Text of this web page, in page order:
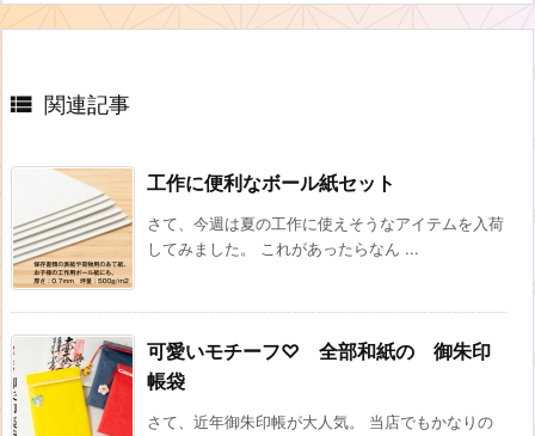
 関連記事
工作に便利なボール紙セット
さて、今週は夏の工作に使えそうなアイテムを入荷
してみました。 これがあったらなん ...
可愛いモチーフ♡ 全部和紙の 御朱印
帳袋
さて、近年御朱印帳が大人気。 当店でもかなりの